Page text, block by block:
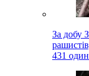
За добу
431